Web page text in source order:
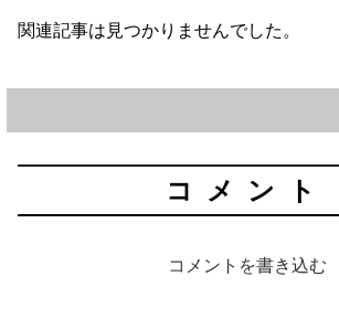
関連記事は見つかりませんでした。
コメント
コメントを書き込む